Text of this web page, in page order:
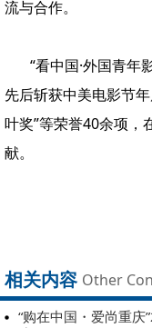
流与合作。
“看中国·外国青年
先后斩获中美电影节
叶奖”等荣誉40余项，
献。
相关内容 Other
“购在中国・爱尚重